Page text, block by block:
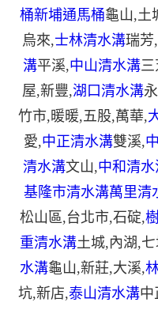
桶新埔通馬桶龜山,土
烏來,士林清水溝瑞芳,
溝平溪,中山清水溝三
屋,新豐,湖口清水溝
竹市,暖暖,五股,萬華,
愛,中正清水溝雙溪,
清水溝文山,中和清水
基隆市清水溝萬里清
松山區,台北市,石碇,
重清水溝土城,內湖,
水溝龜山,新莊,大溪,
坑,新店,泰山清水溝中